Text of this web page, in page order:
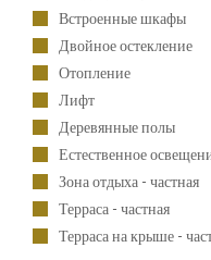
Встроенные шкафы
Двойное остекление
Отопление
Лифт
Деревянные полы
Естественное
Зона отдыха - частная
Терраса - частная
Терраса на крыше -